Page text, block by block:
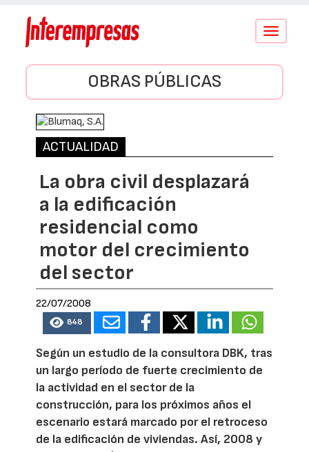
Conmutar
OBRAS PÚBLICAS
ACTUALIDAD
La obra civil desplazará
a la edificación
residencial como
motor del crecimiento
del sector
22/07/2008
848
Según un estudio de la consultora DBK, tras
un largo período de fuerte crecimiento de
la actividad en el sector de la
construcción, para los próximos años el
escenario estará marcado por el retroceso
de la edificación de viviendas. Así, 2008 y